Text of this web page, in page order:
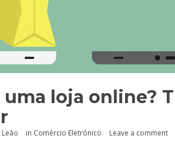
loja online?
in Comércio Eletrónico Leave a comment